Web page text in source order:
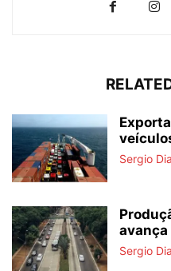
Sergio
avança
Sergio